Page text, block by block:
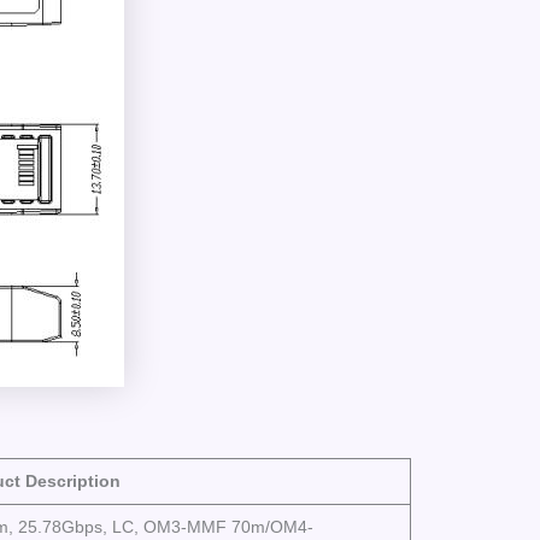
Description
25.78Gbps, LC, OM3-MMF 70m/OM4-